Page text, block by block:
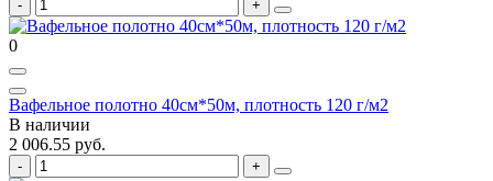
0
Вафельное полотно 40см*50м, плотность 120 г/м2
В наличии
2 006.55 руб.